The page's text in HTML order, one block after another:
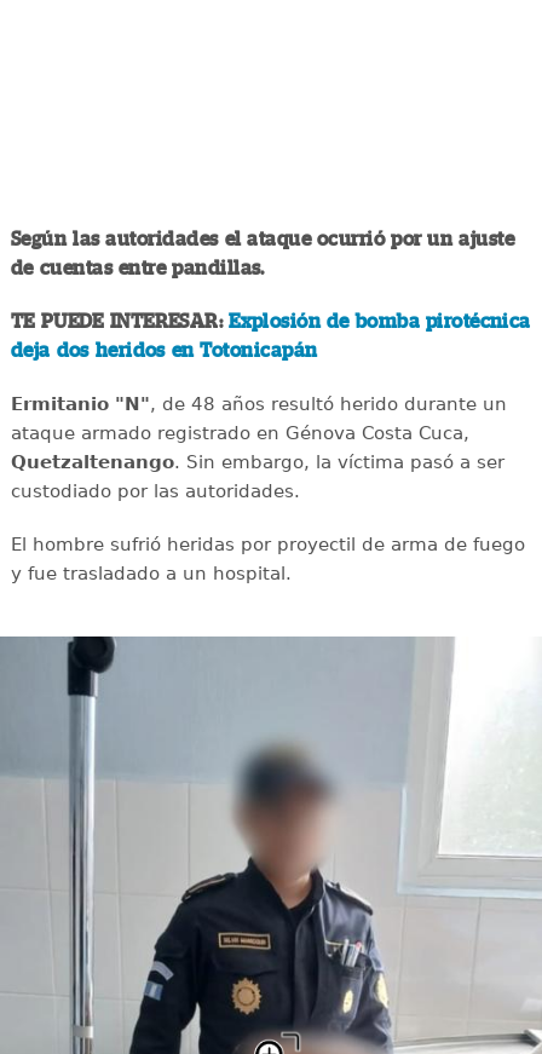
Según las autoridades el ataque ocurrió por un ajuste
de cuentas entre pandillas.
TE PUEDE INTERESAR:Explosión de bomba pirotécnica
deja dos heridos en Totonicapán
Ermitanio "N", de 48 años resultó herido durante un
ataque armado registrado en Génova Costa Cuca,
Quetzaltenango. Sin embargo, la víctima pasó a ser
custodiado por las autoridades.
El hombre sufrió heridas por proyectil de arma de fuego
y fue trasladado a un hospital.